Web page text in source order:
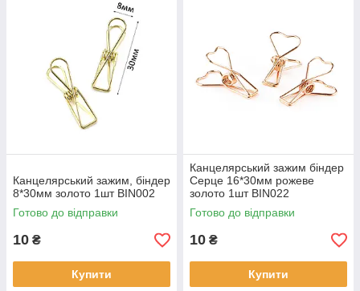
Канцелярський зажим, біндер
8*30мм золото 1шт BIN002
Готово до відправки
10 ₴
Купити
Канцелярський зажим біндер
Серце 16*30мм рожеве
золото 1шт BIN022
Готово до відправки
10 ₴
Купити